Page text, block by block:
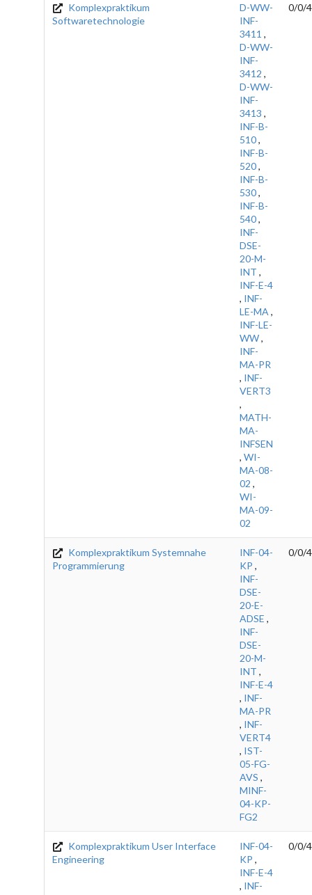
Komplexpraktikum
Softwaretechnologie
D-WW-
INF-
3411 ,
D-WW-
INF-
3412 ,
D-WW-
INF-
3413 ,
INF-B-
510,
INF-B-
520,
INF-B-
530,
INF-B-
540,
INF-
DSE-
20-M-
INT ,
INF-E-4
, INF-
LE-MA ,
INF-LE-
WW,
INF-
MA-PR
, INF-
VERT3
,
MATH-
MA-
INFSEN
, WI-
MA-08-
02 ,
WI-
MA-09-
02
0/0/4
Komplexpraktikum Systemnahe
Programmierung
INF-04-
KP ,
INF-
DSE-
20-E-
ADSE ,
INF-
DSE-
20-M-
INT ,
INF-E-4
, INF-
MA-PR
, INF-
VERT4
, IST-
05-FG-
AVS ,
MINF-
04-KP-
FG2
0/0/4
Komplexpraktikum User Interface
Engineering
INF-04-
KP ,
INF-E-4
, INF-
0/0/4